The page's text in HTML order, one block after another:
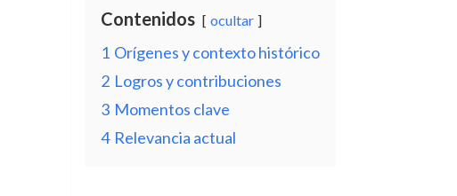
Contenidos ocultar
1 Orígenes y contexto histórico
2 Logros y contribuciones
3 Momentos clave
4 Relevancia actual